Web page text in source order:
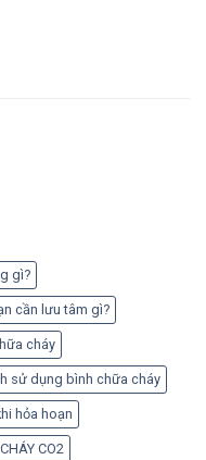
gì?
cần lưu tâm gì?
cháy
sử dụng bình chữa cháy
hỏa hoạn
CO2